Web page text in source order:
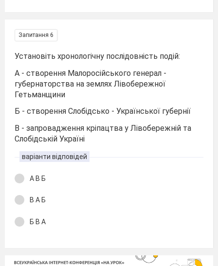
Запитання 6
Установіть хронологічну послідовність подій:
А - створення Малоросійського генерал -
губернаторства на землях Лівобережної
Гетьманщини
Б - створення Слобідсько - Української губернії
В - запровадження кріпацтва у Лівобережній та
Слобідській Україні
варіанти відповідей
А В Б
В А Б
Б В А